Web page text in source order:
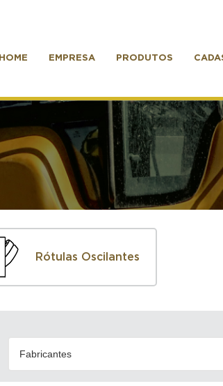
HOME EMPRESA PRODUTOS
Rótulas Oscilantes
Fabricantes